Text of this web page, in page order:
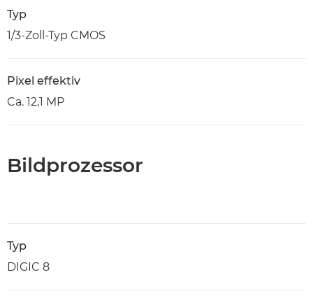
Typ
1/3-Zoll-Typ CMOS
Pixel effektiv
Ca. 12,1 MP
Bildprozessor
Typ
DIGIC 8